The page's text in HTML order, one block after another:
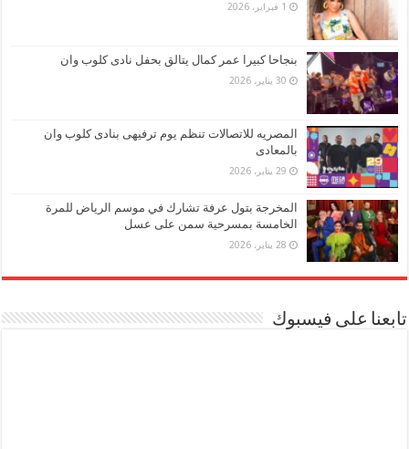
1 فبراير، 2026
بنجاحا كبيرا عمر كمال يتالق بحفل نادى كلوب وان
30 يناير، 2026
المصريه للاتصالات تنظم يوم ترفيهى بنادى كلوب وان
بالمعادى
29 يناير، 2026
المخرجة بتول عرفة تشارك في موسم الرياض للمرة
الخامسة بمسرحية سمن على عسل
28 يناير، 2026
تابعنا على فيسبوك